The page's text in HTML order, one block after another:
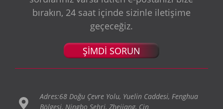
bırakın, 24 saat içinde sizinle iletişime
geçeceğiz.
ŞİMDİ SORUN
Adres:68 Doğu Çevre Yolu, Yuelin Caddesi, Fenghua
Bölgesi, Ningbo Şehri, Zhejiang, Çin